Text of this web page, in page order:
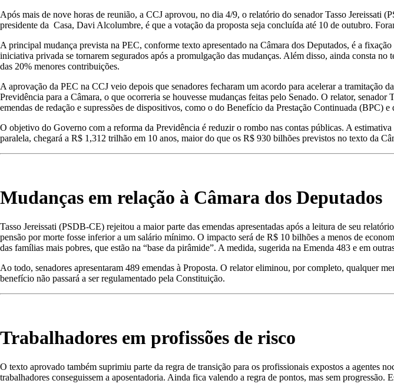
Após mais de nove horas de reunião, a CCJ aprovou, no dia 4/9, o relatório do senador Tasso
presidente da Casa, Davi Alcolumbre, é que a votação da proposta seja concluída até 10 de outubro.
A principal mudança prevista na PEC, conforme texto apresentado na Câmara dos Deputados, é a
iniciativa privada se tornarem segurados após a promulgação das mudanças. Além disso, ainda consta
das 20% menores contribuições.
A aprovação da PEC na CCJ veio depois que senadores fecharam um acordo para acelerar a
Previdência para a Câmara, o que ocorreria se houvesse mudanças feitas pelo Senado. O relator,
emendas de redação e supressões de dispositivos, como o do Benefício da Prestação Continuada (BPC)
O objetivo do Governo com a reforma da Previdência é reduzir o rombo nas contas públicas. A
paralela, chegará a R$ 1,312 trilhão em 10 anos, maior do que os R$ 930 bilhões previstos no texto da
Mudanças em relação à Câmara dos Deputados
Tasso Jereissati (PSDB-CE) rejeitou a maior parte das emendas apresentadas após a leitura de seu
pensão por morte fosse inferior a um salário mínimo. O impacto será de R$ 10 bilhões a menos de
das famílias mais pobres, que estão na “base da pirâmide”. A medida, sugerida na Emenda 483 e em
Ao todo, senadores apresentaram 489 emendas à Proposta. O relator eliminou, por completo, qualquer
benefício não passará a ser regulamentado pela Constituição.
Trabalhadores em profissões de risco
O texto aprovado também suprimiu parte da regra de transição para os profissionais expostos a agentes
trabalhadores conseguissem a aposentadoria. Ainda fica valendo a regra de pontos, mas sem